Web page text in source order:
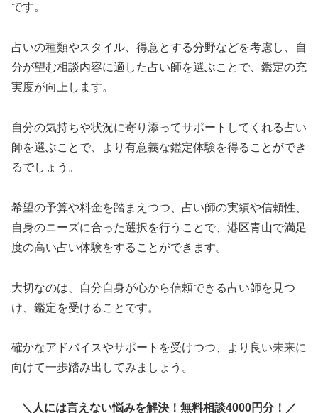
です。
占いの種類やスタイル、得意とする分野などを考慮し、自
分が望む相談内容に適した占い師を選ぶことで、鑑定の充
実度が向上します。
自分の気持ちや状況に寄り添ってサポートしてくれる占い
師を選ぶことで、より有意義な鑑定体験を得ることができ
るでしょう。
希望の予算や料金を踏まえつつ、占い師の実績や信頼性、
自身のニーズに合った選択を行うことで、港区青山で満足
度の高い占い体験をすることができます。
大切なのは、自分自身が心から信頼できる占い師を見つ
け、鑑定を受けることです。
確かなアドバイスやサポートを受けつつ、より良い未来に
向けて一歩踏み出してみましょう。
＼人には言えない悩みを解決！無料相談4000円分！／